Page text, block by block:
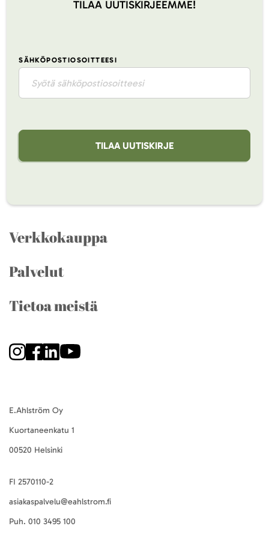
TILAA UUTISKIRJEEMME!
SÄHKÖPOSTIOSOITTEESI
TILAA UUTISKIRJE
Verkkokauppa
Palvelut
Tietoa meistä
E.Ahlström Oy
Kuortaneenkatu 1
00520 Helsinki
FI 2570110-2
asiakaspalvelu@eahlstrom.fi
Puh. 010 3495 100